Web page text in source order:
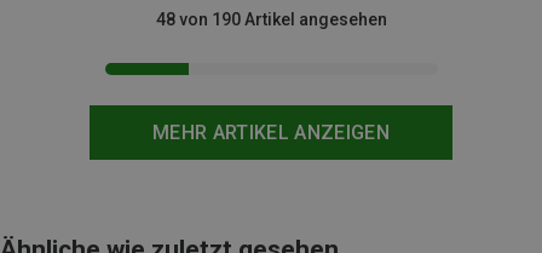
MEHR ARTIKEL ANZEIGEN
48 von 190 Artikel angesehen